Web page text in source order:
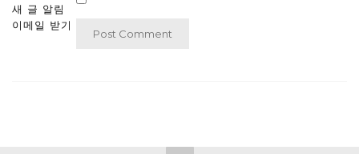
새 글 알림
이메일 받기